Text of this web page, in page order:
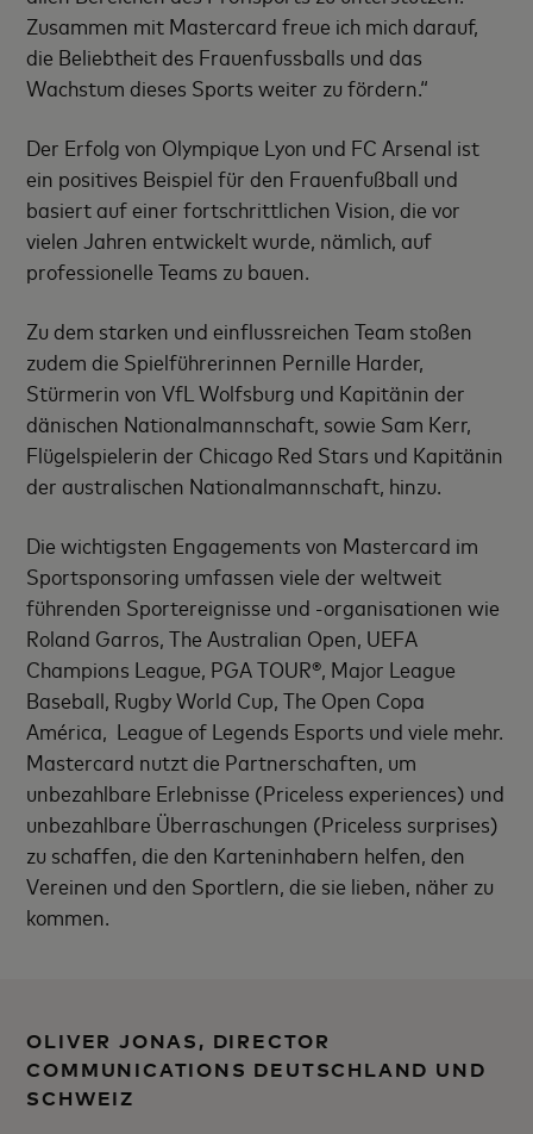
Zusammen mit Mastercard freue ich mich darauf,
die Beliebtheit des Frauenfussballs und das
Wachstum dieses Sports weiter zu fördern.“
Der Erfolg von Olympique Lyon und FC Arsenal ist
ein positives Beispiel für den Frauenfußball und
basiert auf einer fortschrittlichen Vision, die vor
vielen Jahren entwickelt wurde, nämlich, auf
professionelle Teams zu bauen.
Zu dem starken und einflussreichen Team stoßen
zudem die Spielführerinnen Pernille Harder,
Stürmerin von VfL Wolfsburg und Kapitänin der
dänischen Nationalmannschaft, sowie Sam Kerr,
Flügelspielerin der Chicago Red Stars und Kapitänin
der australischen Nationalmannschaft, hinzu.
Die wichtigsten Engagements von Mastercard im
Sportsponsoring umfassen viele der weltweit
führenden Sportereignisse und -organisationen wie
Roland Garros, The Australian Open, UEFA
Champions League, PGA TOUR®, Major League
Baseball, Rugby World Cup, The Open Copa
América, League of Legends Esports und viele mehr.
Mastercard nutzt die Partnerschaften, um
unbezahlbare Erlebnisse (Priceless experiences) und
unbezahlbare Überraschungen (Priceless surprises)
zu schaffen, die den Karteninhabern helfen, den
Vereinen und den Sportlern, die sie lieben, näher zu
kommen.
OLIVER JONAS, DIRECTOR
COMMUNICATIONS DEUTSCHLAND UND
SCHWEIZ